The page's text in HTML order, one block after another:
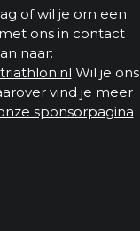
of wil je om een
ons in contact
naar:
Wil je ons
vind je meer
sponsorpagina